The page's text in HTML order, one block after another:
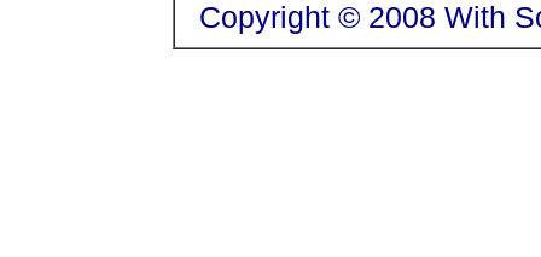
Copyright © 2008 With